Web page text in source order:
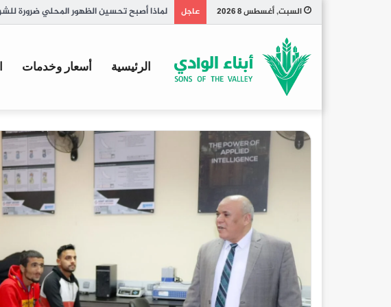
السبت, أغسطس 8 2026 عاجل تاريخ الكبسة السعودية وأصل تسميتها
الرئيسية أسعار وخدمات